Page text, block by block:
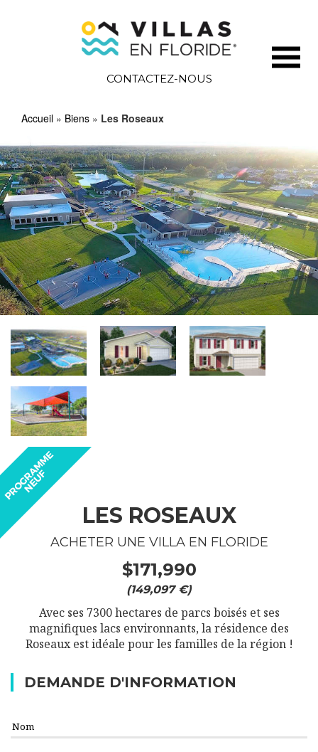
CONTACTEZ-NOUS
Accueil » Biens » Les Roseaux
LES ROSEAUX
ACHETER UNE VILLA EN FLORIDE
$171,990
(149,097 €)
Avec ses 7300 hectares de parcs boisés et ses
magnifiques lacs environnants, la résidence des
Roseaux est idéale pour les familles de la région !
DEMANDE D'INFORMATION